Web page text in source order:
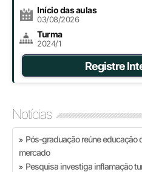
Início das aulas
03/08/2026
Turma
2024/1
Registre
Notícias
» Pós-graduação reúne educação
mercado
» Pesquisa investiga inflamação